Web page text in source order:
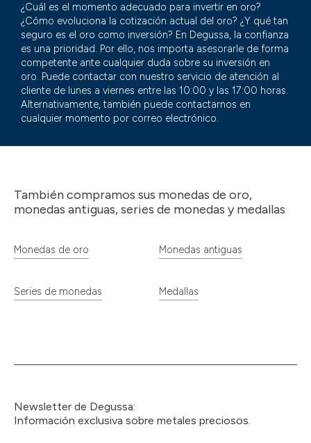
¿Cuál es el momento adecuado para invertir en oro?
¿Cómo evoluciona la cotización actual del oro? ¿Y qué tan
seguro es el oro como inversión? En Degussa, la confianza
es una prioridad. Por ello, nos importa asesorarle de forma
competente ante cualquier duda sobre su inversión en
oro. Puede contactar con nuestro servicio de atención al
cliente de lunes a viernes entre las 10:00 y las 17:00 horas.
Alternativamente, también puede contactarnos en
cualquier momento por correo electrónico.
También compramos sus monedas de oro,
monedas antiguas, series de monedas y medallas
Monedas de oro Monedas antiguas
Series de monedas Medallas
Newsletter de Degussa:
Información exclusiva sobre metales preciosos.